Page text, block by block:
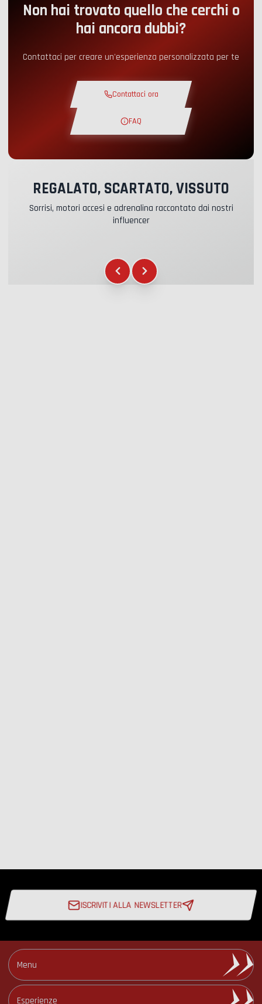
Accesso Pit-Lane +5.00€
Corso Teorico
Giro di Ricognizione
Pilota Istruttore
Assicurazione Kasko & RC
Non hai trovato quello che cerchi o
hai ancora dubbi?
Contattaci per creare un'esperienza personalizzata per te
Contattaci ora
FAQ
REGALATO, SCARTATO, VISSUTO
Sorrisi, motori accesi e adrenalina raccontato dai nostri
influencer
ISCRIVITI ALLA NEWSLETTER
Menu
Circuiti e Date
Esperienze